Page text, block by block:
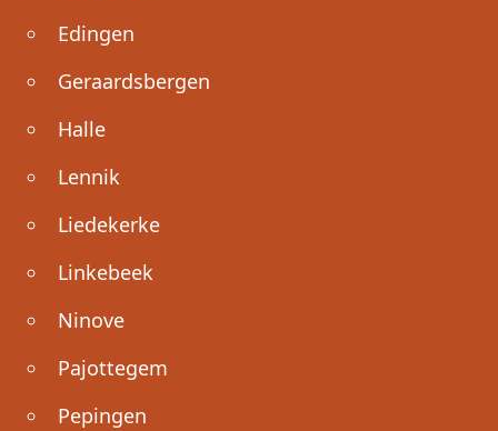
Edingen
Geraardsbergen
Halle
Lennik
Liedekerke
Linkebeek
Ninove
Pajottegem
Pepingen